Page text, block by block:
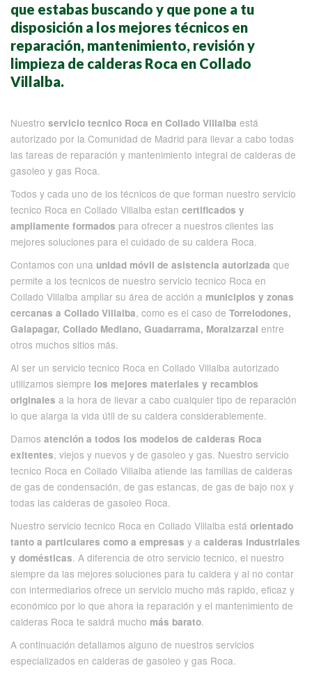
que estabas buscando y que pone a tu
disposición a los mejores técnicos en
reparación, mantenimiento, revisión y
limpieza de calderas Roca en Collado
Villalba.
Nuestro servicio tecnico Roca en Collado Villalba está
autorizado por la Comunidad de Madrid para llevar a cabo todas
las tareas de reparación y mantenimiento integral de calderas de
gasoleo y gas Roca.
Todos y cada uno de los técnicos de que forman nuestro servicio
tecnico Roca en Collado Villalba estan certificados y
ampliamente formados para ofrecer a nuestros clientes las
mejores soluciones para el cuidado de su caldera Roca.
Contamos con una unidad móvil de asistencia autorizada que
permite a los tecnicos de nuestro servicio tecnico Roca en
Collado Villalba ampliar su área de acción a municipios y zonas
cercanas a Collado Villalba, como es el caso de Torrelodones,
Galapagar, Collado Mediano, Guadarrama, Moralzarzal entre
otros muchos sitios más.
Al ser un servicio tecnico Roca en Collado Villalba autorizado
utilizamos siempre los mejores materiales y recambios
originales a la hora de llevar a cabo cualquier tipo de reparación
lo que alarga la vida útil de su caldera considerablemente.
Damos atención a todos los modelos de calderas Roca
exitentes, viejos y nuevos y de gasoleo y gas. Nuestro servicio
tecnico Roca en Collado Villalba atiende las familias de calderas
de gas de condensación, de gas estancas, de gas de bajo nox y
todas las calderas de gasoleo Roca.
Nuestro servicio tecnico Roca en Collado Villalba está orientado
tanto a particulares como a empresas y a calderas industriales
y domésticas. A diferencia de otro servicio tecnico, el nuestro
siempre da las mejores soluciones para tu caldera y al no contar
con intermediarios ofrece un servicio mucho más rapido, eficaz y
económico por lo que ahora la reparación y el mantenimiento de
calderas Roca te saldrá mucho más barato.
A continuación detallamos alguno de nuestros servicios
especializados en calderas de gasoleo y gas Roca.